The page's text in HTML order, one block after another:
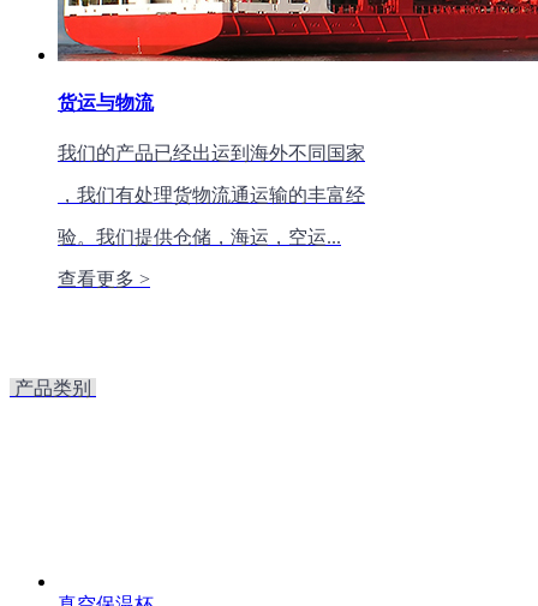
货运与物流
我们的产品已经出运到海外不同国家
，我们有处理货物流通运输的丰富经
验。我们提供仓储，海运，空运...
查看更多 >
产品类别